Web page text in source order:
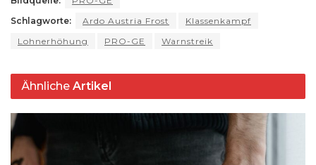
ts
A
p
p
g
ra
m
e
b
o
o
k
k
y
d
s
t
k
ar
e
Schlagworte:
Ardo Austria Frost
Klassenkampf
Lohnerhöhung
PRO-GE Warnstreik
Ähnliche Artikel